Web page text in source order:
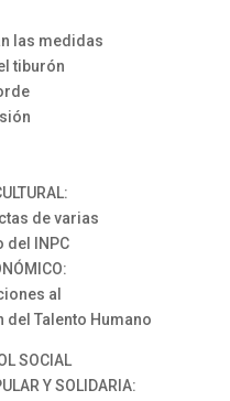
las medidas
tiburón
de varias
INPC
al
Talento Humano
SOCIAL
Y SOLIDARIA: